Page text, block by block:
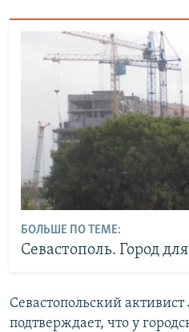
БОЛЬШЕ ПО ТЕМЕ:
Севастополь. Город
Cевастопольский активист
подтверждает, что у